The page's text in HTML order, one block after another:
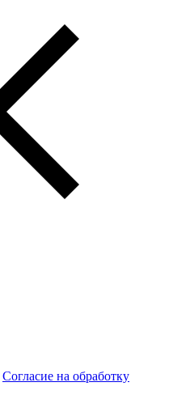
Согласие на обработку